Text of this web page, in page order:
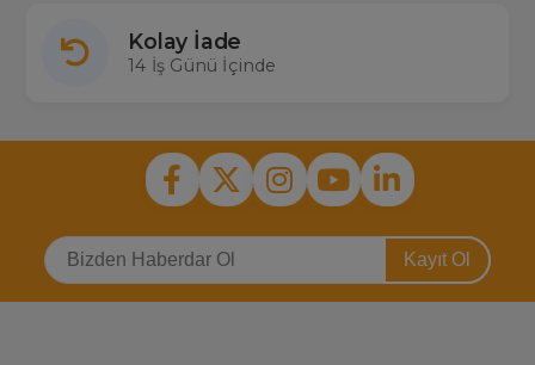
Kolay İade
14 İş Günü İçinde
Kayıt Ol